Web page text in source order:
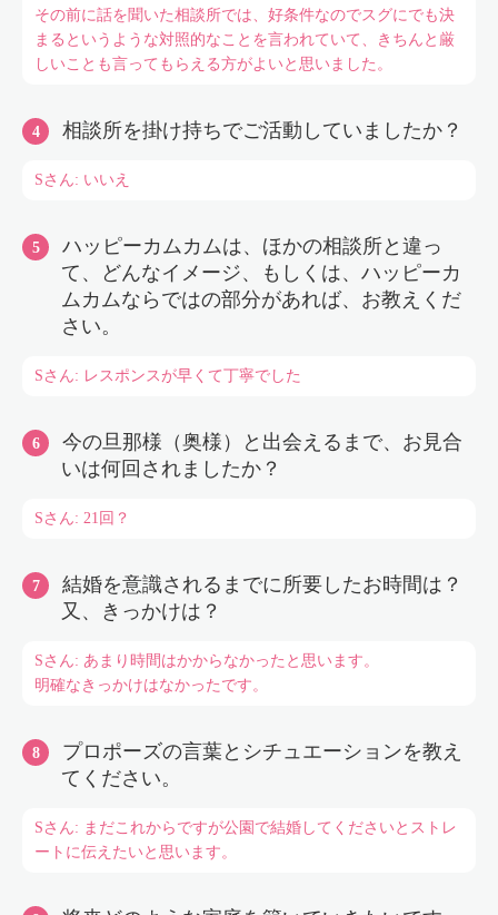
その前に話を聞いた相談所では、好条件なのでスグにでも決
まるというような対照的なことを言われていて、きちんと厳
しいことも言ってもらえる方がよいと思いました。
相談所を掛け持ちでご活動していましたか？
Sさん: いいえ
ハッピーカムカムは、ほかの相談所と違っ
て、どんなイメージ、もしくは、ハッピーカ
ムカムならではの部分があれば、お教えくだ
さい。
Sさん: レスポンスが早くて丁寧でした
今の旦那様（奥様）と出会えるまで、お見合
いは何回されましたか？
Sさん: 21回？
結婚を意識されるまでに所要したお時間は？
又、きっかけは？
Sさん: あまり時間はかからなかったと思います。
明確なきっかけはなかったです。
プロポーズの言葉とシチュエーションを教え
てください。
Sさん: まだこれからですが公園で結婚してくださいとストレ
ートに伝えたいと思います。